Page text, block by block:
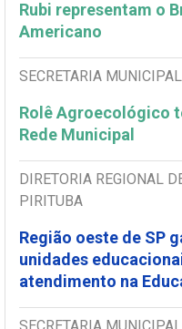
Rubi representam o
Americano
SECRETARIA
Rolê Agroecológico
Rede Municipal
DIRETORIA REGIONAL
PIRITUBA
Região oeste de SP
unidades
atendimento na